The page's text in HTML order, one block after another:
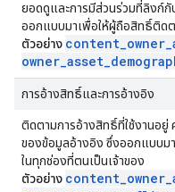
ยอดดูและการมีส่วนร่วมที่ลิงก์กั
ออกแบบมาเพื่อให้ผู้ถือสิทธิ์ติด
ตัวอย่าง content_owner_
owner_asset_
การอ้างสิทธิ์และการอ้างอิง
ติดตามการอ้างสิทธิ์ที่ใช้งานอยู่
ของข้อมูลอ้างอิง ซึ่งออกแบบม
ในทุกช่องที่ตนเป็นเจ้าของ
ตัวอย่าง content_owner_